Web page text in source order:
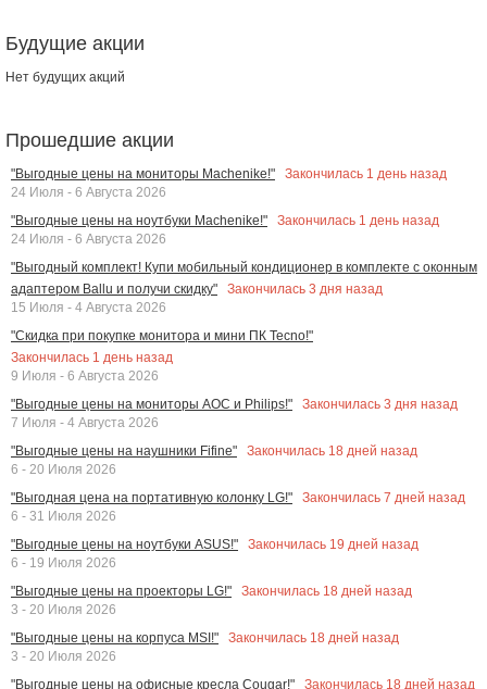
Будущие акции
Нет будущих акций
Прошедшие акции
"Выгодные цены на мониторы Machenike!" Закончилась 1 день назад
24 Июля - 6 Августа 2026
"Выгодные цены на ноутбуки Machenike!"
Закончилась 1 день назад
24 Июля - 6 Августа 2026
"Выгодный комплект! Купи мобильный кондиционер в комплекте с оконным
адаптером Ballu и получи скидку"
Закончилась 3 дня назад
15 Июля - 4 Августа 2026
"Скидка при покупке монитора и мини ПК Tecno!"
Закончилась 1 день назад
9 Июля - 6 Августа 2026
"Выгодные цены на мониторы AOC и Philips!"
Закончилась 3 дня назад
7 Июля - 4 Августа 2026
"Выгодные цены на наушники Fifine"
Закончилась 18 дней назад
6 - 20 Июля 2026
"Выгодная цена на портативную колонку LG!"
Закончилась 7 дней назад
6 - 31 Июля 2026
"Выгодные цены на ноутбуки ASUS!"
Закончилась 19 дней назад
6 - 19 Июля 2026
"Выгодные цены на проекторы LG!"
Закончилась 18 дней назад
3 - 20 Июля 2026
"Выгодные цены на корпуса MSI!"
Закончилась 18 дней назад
3 - 20 Июля 2026
"Выгодные цены на офисные кресла Cougar!"
Закончилась 18 дней назад